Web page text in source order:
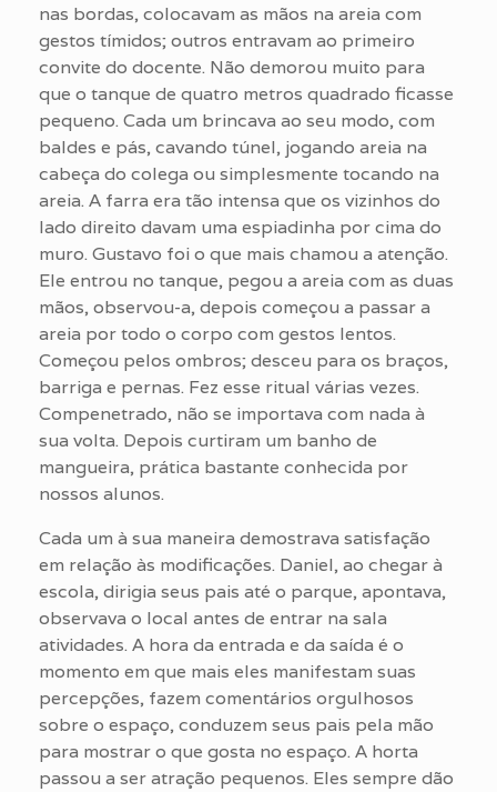
nas bordas, colocavam as mãos na areia com
gestos tímidos; outros entravam ao primeiro
convite do docente. Não demorou muito para
que o tanque de quatro metros quadrado ficasse
pequeno. Cada um brincava ao seu modo, com
baldes e pás, cavando túnel, jogando areia na
cabeça do colega ou simplesmente tocando na
areia. A farra era tão intensa que os vizinhos do
lado direito davam uma espiadinha por cima do
muro. Gustavo foi o que mais chamou a atenção.
Ele entrou no tanque, pegou a areia com as duas
mãos, observou-a, depois começou a passar a
areia por todo o corpo com gestos lentos.
Começou pelos ombros; desceu para os braços,
barriga e pernas. Fez esse ritual várias vezes.
Compenetrado, não se importava com nada à
sua volta. Depois curtiram um banho de
mangueira, prática bastante conhecida por
nossos alunos.
Cada um à sua maneira demostrava satisfação
em relação às modificações. Daniel, ao chegar à
escola, dirigia seus pais até o parque, apontava,
observava o local antes de entrar na sala
atividades. A hora da entrada e da saída é o
momento em que mais eles manifestam suas
percepções, fazem comentários orgulhosos
sobre o espaço, conduzem seus pais pela mão
para mostrar o que gosta no espaço. A horta
passou a ser atração pequenos. Eles sempre dão